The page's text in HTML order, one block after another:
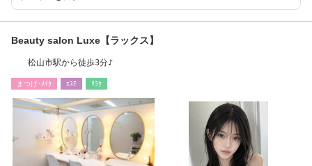
Beauty salon Luxe【ラックス】
松山市駅から徒歩3分♪
まつげ･ﾒｲｸ ｴｽﾃ ﾘﾗｸ